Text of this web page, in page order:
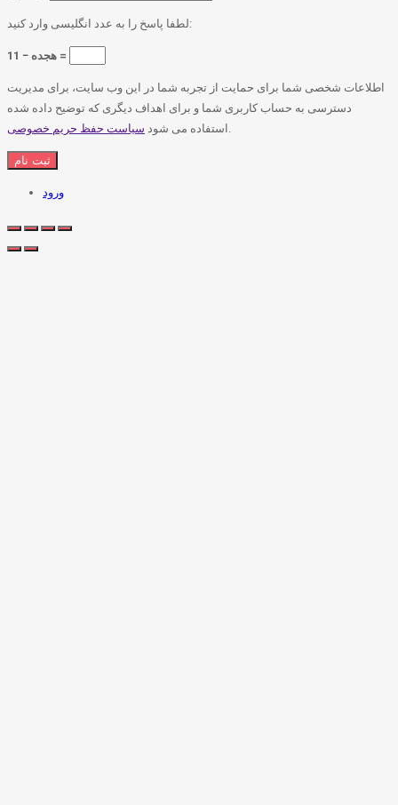
لطفا پاسخ را به عدد انگلیسی وارد کنید:
هجده − 11 =
اطلاعات شخصی شما برای حمایت از تجربه شما در این وب سایت، برای مدیریت
دسترسی به حساب کاربری شما و برای اهداف دیگری که توضیح داده شده
استفاده می شود سیاست حفظ حریم خصوصی .
ورود